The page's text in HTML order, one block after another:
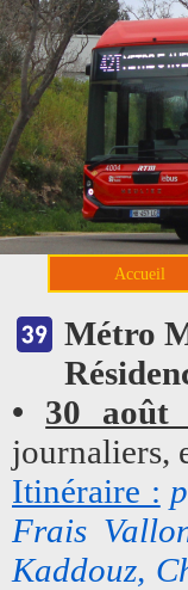
Accueil
Métro
• 30 août
journaliers,
Itinéraire :
Frais
Kaddouz,